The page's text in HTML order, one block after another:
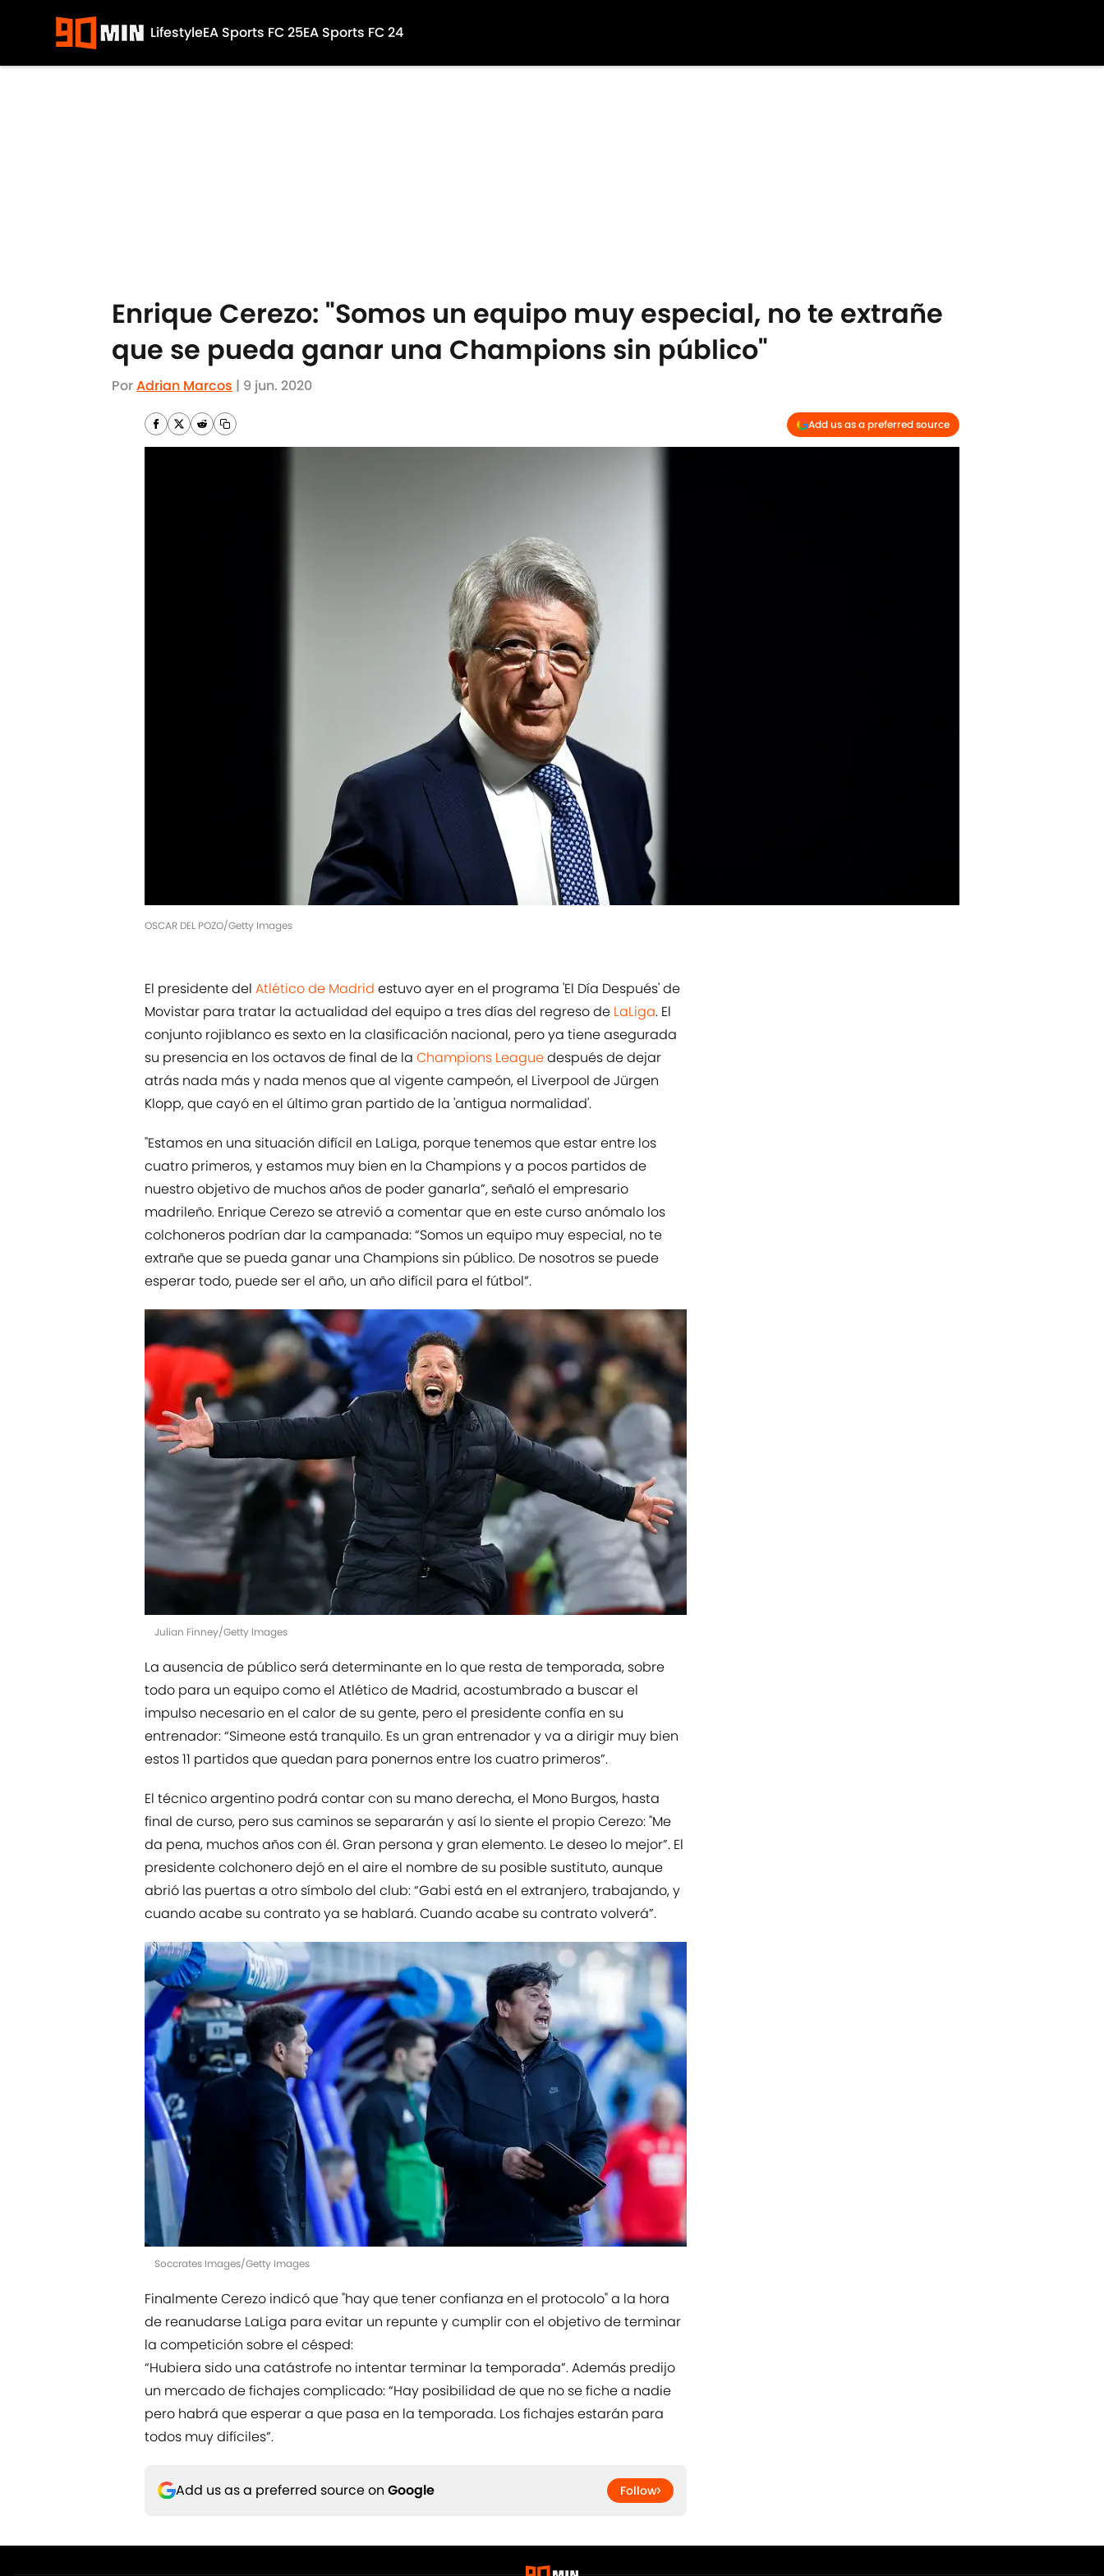
LifestyleEA Sports FC 25EA Sports FC 24
Enrique Cerezo: "Somos un equipo muy especial, no te extrañe
que se pueda ganar una Champions sin público"
PorAdrian Marcos | 9 jun. 2020
Add us as a preferred source
OSCAR DEL POZO/Getty Images
El presidente del Atlético de Madrid estuvo ayer en el programa 'El Día Después' de
Movistar para tratar la actualidad del equipo a tres días del regreso de LaLiga. El
conjunto rojiblanco es sexto en la clasificación nacional, pero ya tiene asegurada
su presencia en los octavos de final de la Champions Leaguedespués de dejar
atrás nada más y nada menos que al vigente campeón, el Liverpool de Jürgen
Klopp, que cayó en el último gran partido de la 'antigua normalidad'.
"Estamos en una situación difícil en LaLiga, porque tenemos que estar entre los
cuatro primeros, y estamos muy bien en la Champions y a pocos partidos de
nuestro objetivo de muchos años de poder ganarla”, señaló el empresario
madrileño. Enrique Cerezo se atrevió a comentar que en este curso anómalo los
colchoneros podrían dar la campanada: “Somos un equipo muy especial, no te
extrañe que se pueda ganar una Champions sin público. De nosotros se puede
esperar todo, puede ser el año, un año difícil para el fútbol”.
Julian Finney/Getty Images
La ausencia de público será determinante en lo que resta de temporada, sobre
todo para un equipo como el Atlético de Madrid, acostumbrado a buscar el
impulso necesario en el calor de su gente, pero el presidente confía en su
entrenador: “Simeone está tranquilo. Es un gran entrenador y va a dirigir muy bien
estos 11 partidos que quedan para ponernos entre los cuatro primeros”.
El técnico argentino podrá contar con su mano derecha, el Mono Burgos, hasta
final de curso, pero sus caminos se separarán y así lo siente el propio Cerezo: "Me
da pena, muchos años con él. Gran persona y gran elemento. Le deseo lo mejor”. El
presidente colchonero dejó en el aire el nombre de su posible sustituto, aunque
abrió las puertas a otro símbolo del club: “Gabi está en el extranjero, trabajando, y
cuando acabe su contrato ya se hablará. Cuando acabe su contrato volverá”.
Soccrates Images/Getty Images
Finalmente Cerezo indicó que "hay que tener confianza en el protocolo" a la hora
de reanudarse LaLiga para evitar un repunte y cumplir con el objetivo de terminar
la competición sobre el césped:
“Hubiera sido una catástrofe no intentar terminar la temporada”. Además predijo
un mercado de fichajes complicado: “Hay posibilidad de que no se fiche a nadie
pero habrá que esperar a que pasa en la temporada. Los fichajes estarán para
todos muy difíciles”.
Add us as a preferred source on Google Follow